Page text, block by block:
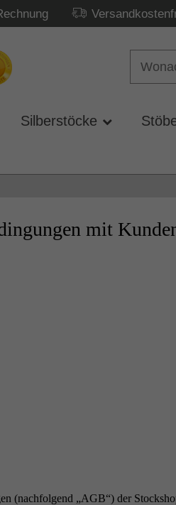
Silberstöcke
mit
(nachfolgend „AGB“) der